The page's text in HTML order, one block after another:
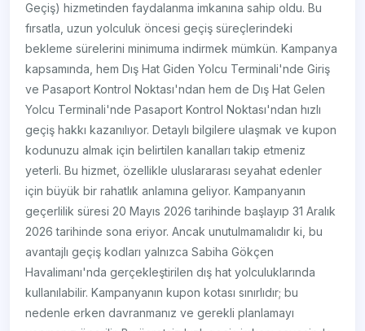
Geçiş) hizmetinden faydalanma imkanına sahip oldu. Bu
fırsatla, uzun yolculuk öncesi geçiş süreçlerindeki
bekleme sürelerini minimuma indirmek mümkün. Kampanya
kapsamında, hem Dış Hat Giden Yolcu Terminali'nde Giriş
ve Pasaport Kontrol Noktası'ndan hem de Dış Hat Gelen
Yolcu Terminali'nde Pasaport Kontrol Noktası'ndan hızlı
geçiş hakkı kazanılıyor. Detaylı bilgilere ulaşmak ve kupon
kodunuzu almak için belirtilen kanalları takip etmeniz
yeterli. Bu hizmet, özellikle uluslararası seyahat edenler
için büyük bir rahatlık anlamına geliyor. Kampanyanın
geçerlilik süresi 20 Mayıs 2026 tarihinde başlayıp 31 Aralık
2026 tarihinde sona eriyor. Ancak unutulmamalıdır ki, bu
avantajlı geçiş kodları yalnızca Sabiha Gökçen
Havalimanı'nda gerçekleştirilen dış hat yolculuklarında
kullanılabilir. Kampanyanın kupon kotası sınırlıdır; bu
nedenle erken davranmanız ve gerekli planlamayı